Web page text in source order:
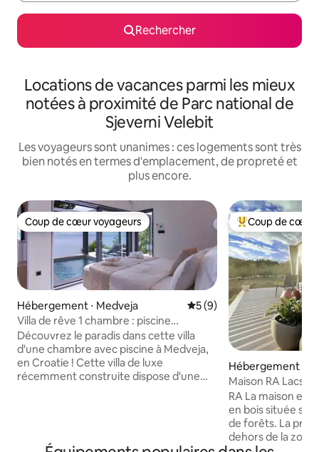
Rechercher
Locations de vacances parmi les mieux
notées à proximité de Parc national de
Sjeverni Velebit
Les voyageurs sont unanimes : ces logements sont très
bien notés en termes d'emplacement, de propreté et
plus encore.
Coup de cœur voyageurs
Coup de cœur voyageurs
Hébergement ⋅ Medveja Évaluation moyenne sur
5 (9)
Villa de rêve 1 chambre : piscine
chauffée, jacuzzi et sauna !
Découvrez le paradis dans cette villa
d'une chambre avec piscine à Medveja,
en Croatie ! Cette villa de luxe
récemment construite dispose d'une
l'intérieur, profitez d'une cuisine
Coups de cœur
Coup de cœur
Hébergement ⋅
Maison RA Lacs
RA La maison est
en bois située
de forêts. La
dehors de la zone